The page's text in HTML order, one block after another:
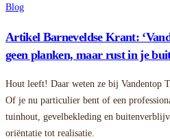
Blog
Artikel Barneveldse Krant:
geen planken, maar rust in je
Hout leeft! Daar weten ze bij Vandentop
Of je nu particulier bent of een
tuinhout, gevelbekleding en
oriëntatie tot realisatie.